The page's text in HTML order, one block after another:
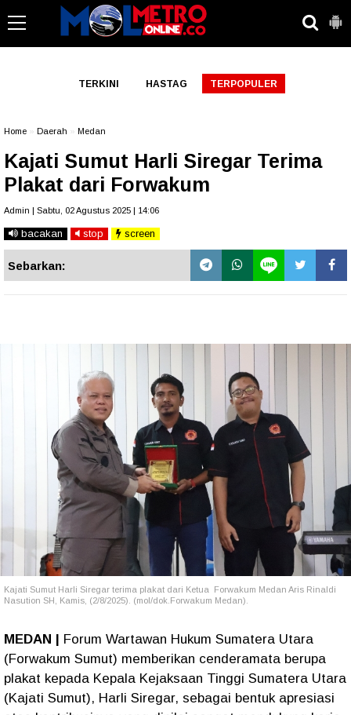
TERKINI HASTAG TERPOPULER
Home Daerah Medan
Kajati Sumut Harli Siregar Terima
Plakat dari Forwakum
Admin | Sabtu, 02 Agustus 2025 | 14:06
bacakan stop screen
Sebarkan:
Kajati Sumut Harli Siregar terima plakat dari Ketua Forwakum Medan Aris Rinaldi
Nasution SH, Kamis, (2/8/2025). (mol/dok.Forwakum Medan).
MEDAN | Forum Wartawan Hukum Sumatera Utara
(Forwakum Sumut) memberikan cenderamata berupa
plakat kepada Kepala Kejaksaan Tinggi Sumatera Utara
(Kajati Sumut), Harli Siregar, sebagai bentuk apresiasi